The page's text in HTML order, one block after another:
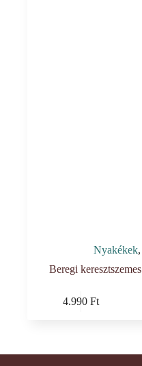
Nyakékek
Beregi
4.990Ft